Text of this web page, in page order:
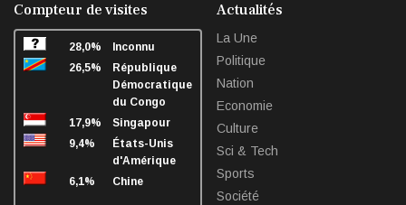
Compteur de visites
28,0%
Inconnu
26,5%
République
Démocratique
du Congo
17,9%
Singapour
9,4%
États-Unis
d'Amérique
6,1%
Chine
Actualités
La Une
Politique
Nation
Economie
Culture
Sci & Tech
Sports
Société